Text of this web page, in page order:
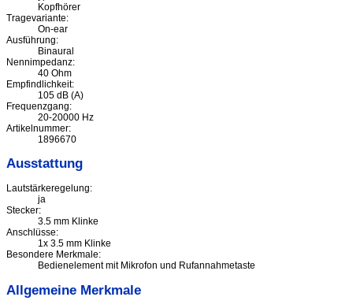
Kopfhörer
Tragevariante:
On-ear
Ausführung:
Binaural
Nennimpedanz:
40 Ohm
Empfindlichkeit:
105 dB (A)
Frequenzgang:
20-20000 Hz
Artikelnummer:
1896670
Ausstattung
Lautstärkeregelung:
ja
Stecker:
3.5 mm Klinke
Anschlüsse:
1x 3.5 mm Klinke
Besondere Merkmale:
Bedienelement mit Mikrofon und Rufannahmetaste
Allgemeine Merkmale